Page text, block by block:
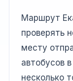
Маршрут
проверять
месту
автобусов
несколько